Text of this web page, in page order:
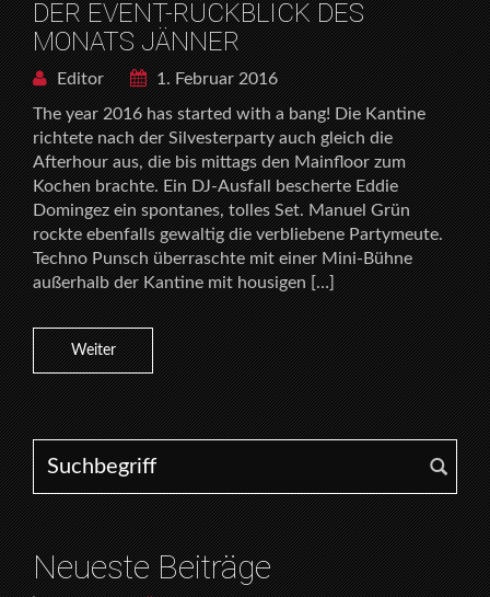
DER EVENT-RÜCKBLICK DES
MONATS JÄNNER
Editor
1. Februar 2016
The year 2016 has started with a bang! Die Kantine
richtete nach der Silvesterparty auch gleich die
Afterhour aus, die bis mittags den Mainfloor zum
Kochen brachte. Ein DJ-Ausfall bescherte Eddie
Domingez ein spontanes, tolles Set. Manuel Grün
rockte ebenfalls gewaltig die verbliebene Partymeute.
Techno Punsch überraschte mit einer Mini-Bühne
außerhalb der Kantine mit housigen […]
Weiter
Search for:
Neueste Beiträge